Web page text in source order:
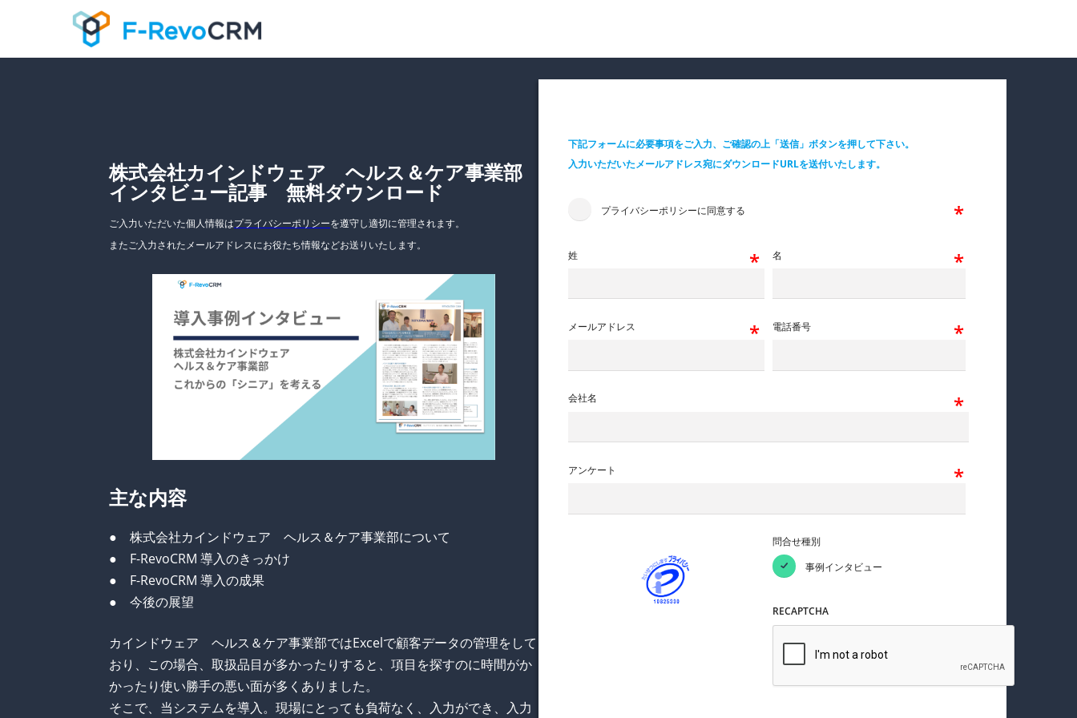
!DOCTYPE html><!DOCTYPE html><!DOCTYPE html><!DOCTYPE html>
株式会社カインドウェア ヘルス＆ケア事業部
インタビュー記事 無料ダウンロード
ご入力いただいた個人情報はプライバシーポリシーを遵守し適切に管理されます。
またご入力されたメールアドレスにお役たち情報などお送りいたします。
主な内容
● 株式会社カインドウェア ヘルス＆ケア事業部について
● F-RevoCRM 導入のきっかけ
● F-RevoCRM 導入の成果
● 今後の展望
カインドウェア ヘルス＆ケア事業部ではExcelで顧客データの管理をして
おり、この場合、取扱品目が多かったりすると、項目を探すのに時間がか
かったり使い勝手の悪い面が多くありました。
そこで、当システムを導入。現場にとっても負荷なく、入力ができ、入力
下記フォームに必要事項をご入力、ご確認の上「送信」ボタンを押して下さい。
入力いただいたメールアドレス宛にダウンロードURLを送付いたします。
プライバシーポリシーに同意する
姓 名
メールアドレス 電話番号
会社名
アンケート
問合せ種別
事例インタビュー
RECAPTCHA